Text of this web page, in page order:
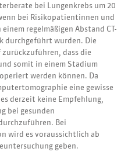
bei Lungenkrebs um 20
bei Risikopatientinnen und
regelmäßigen Abstand CT-
durchgeführt wurden. Die
dass die
somit in einem Stadium
werden können. Da
eine gewisse
derzeit keine Empfehlung,
bei gesunden
Bei
wird es voraussichtlich ab
geben.